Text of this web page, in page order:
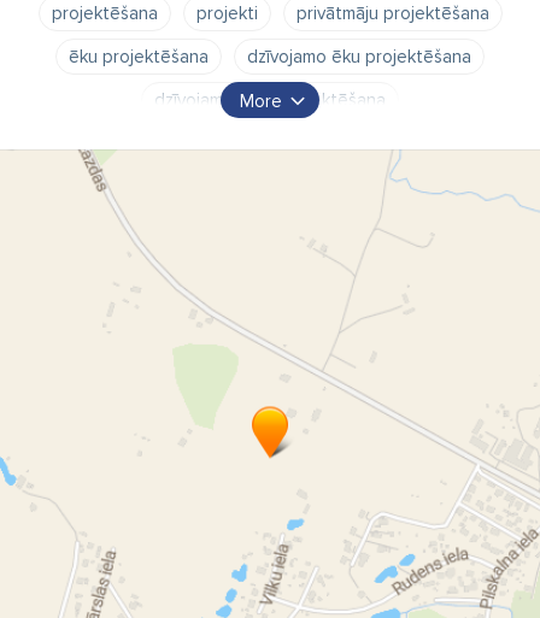
projektēšana
projekti
privātmāju projektēšana
ēku projektēšana
dzīvojamo ēku projektēšana
dzīvojamo māju projektēšana
tehniskais projekts
būvprojektu vadība
projektu vadība
rekonstrukcija
privātmāju pārbūvju projekti
dzīvokļu vienkāršotās atjaunošanas projekti
vienkāršotās renovācijas projekts
tehniskā renovācijas projekts
ēku siltināšanas projektēšana
projekta saskaņošana
būvprojektu vadīšana
teritoriālā plānošana
interjera dizains
More